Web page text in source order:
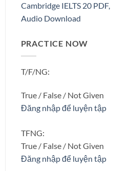
Cambridge IELTS 20 PDF,
Audio Download
PRACTICE NOW
T/F/NG:
True / False / Not Given
Đăng nhập để luyện tập
TFNG:
True / False / Not Given
Đăng nhập để luyện tập